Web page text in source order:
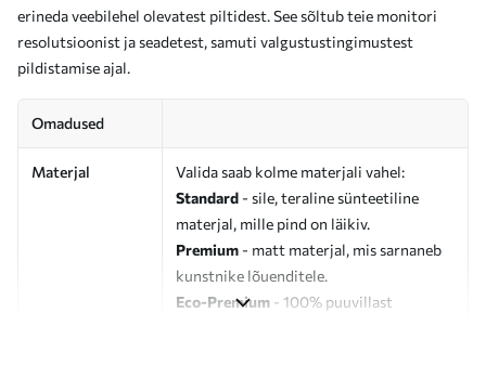
erineda veebilehel olevatest piltidest. See sõltub teie monitori
resolutsioonist ja seadetest, samuti valgustustingimustest
pildistamise ajal.
Omadused
Materjal
Valida saab kolme materjali vahel:
Standard - sile, teraline sünteetiline
materjal, mille pind on läikiv.
Premium - matt materjal, mis sarnaneb
kunstnike lõuenditele.
Eco-Premium - 100% puuvillast